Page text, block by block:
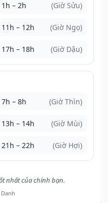
1h – 2h (Giờ Sửu)
11h – 12h (Giờ Ngọ)
17h – 18h (Giờ Dậu)
7h – 8h (Giờ Thìn)
13h – 14h (Giờ Mùi)
21h – 22h (Giờ Hợi)
nhất của chính bạn.